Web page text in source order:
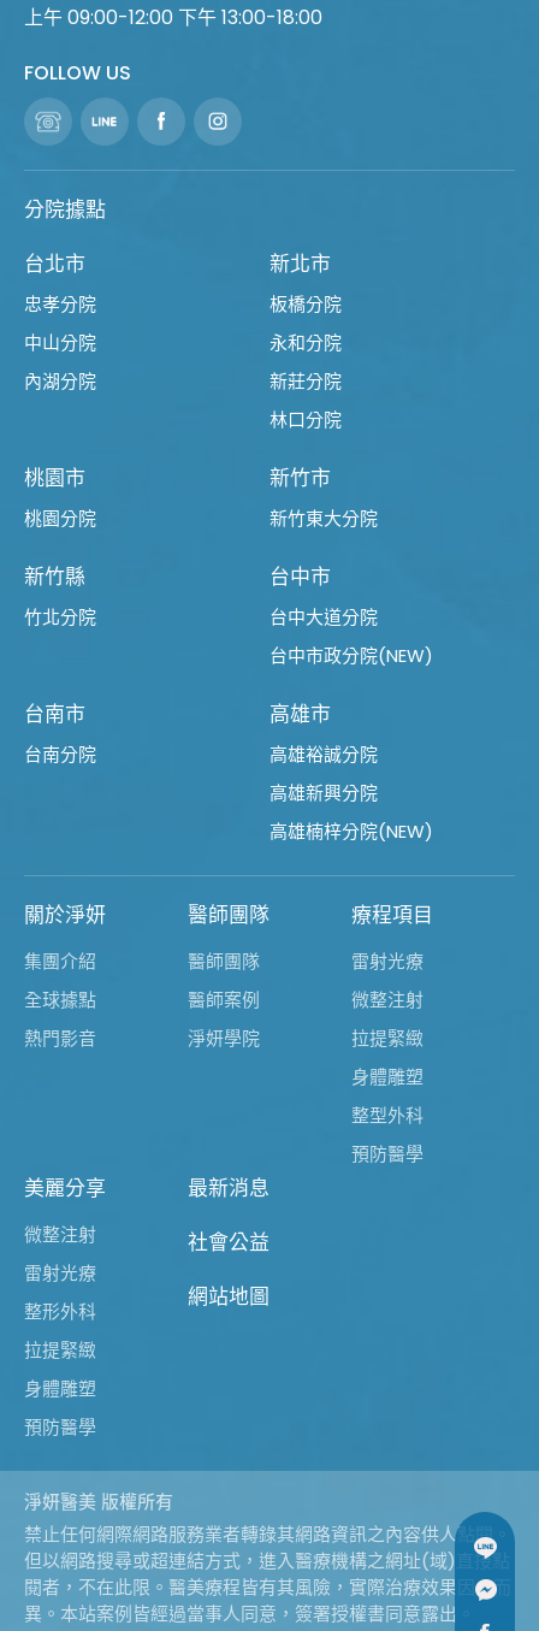
上午 09:00-12:00 下午 13:00-18:00
FOLLOW US
分院據點
台北市
忠孝分院
中山分院
內湖分院
新北市
板橋分院
永和分院
新莊分院
林口分院
桃園市
桃園分院
新竹市
新竹東大分院
新竹縣
竹北分院
台中市
台中大道分院
台中市政分院(NEW)
台南市
台南分院
高雄市
高雄裕誠分院
高雄新興分院
高雄楠梓分院(NEW)
關於淨妍
集團介紹
全球據點
熱門影音
醫師團隊
醫師團隊
醫師案例
淨妍學院
療程項目
雷射光療
微整注射
拉提緊緻
身體雕塑
整型外科
預防醫學
美麗分享
微整注射
雷射光療
整形外科
拉提緊緻
身體雕塑
預防醫學
最新消息
社會公益
網站地圖
淨妍醫美 版權所有
禁止任何網際網路服務業者轉錄其網路資訊之內容供人點閱。
但以網路搜尋或超連結方式，進入醫療機構之網址(域)直接點
閱者，不在此限。醫美療程皆有其風險，實際治療效果因人而
異。本站案例皆經過當事人同意，簽署授權書同意露出。